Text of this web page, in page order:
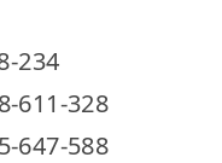
234
611-328
647-588